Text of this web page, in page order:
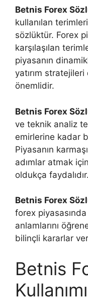
Betnis Forex
kullanılan
sözlüktür. Forex
karşılaşılan
piyasanın
yatırım
önemlidir.
Betnis Forex
ve teknik analiz
emirlerine kadar
Piyasanın
adımlar atmak
oldukça faydalıdır.
Betnis Forex
forex piyasasında
anlamlarını
bilinçli kararlar
Betnis
Kullanımı